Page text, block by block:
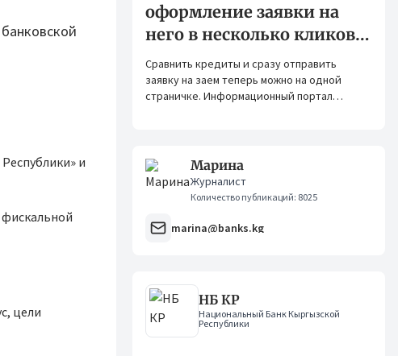
и
цели
оформление заявки на
него в несколько кликов:
Banks.kg и Bank.kg стали
партнерами
Сравнить кредиты и сразу отправить
заявку на заем теперь можно на одной
страничке. Информационный портал
Марина
Журналист
Количество публикаций: 8025
marina@banks.kg
НБ КР
Национальный Банк Кыргызской
Республики